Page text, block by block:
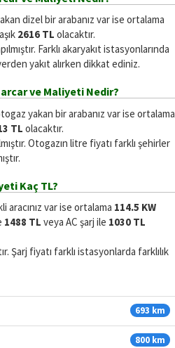
dizel bir arabanız var ise ortalama
2616 TL olacaktır.
Farklı akaryakıt istasyonlarında
yakıt alırken dikkat ediniz.
ve Maliyeti Nedir?
yakan bir arabanız var ise ortalama
TL olacaktır.
Otogazın litre fiyatı farklı şehirler
Kaç TL?
var ise ortalama 114.5 KW
1488 TL veya AC şarj ile 1030 TL
Şarj fiyatı farklı istasyonlarda farklılık
693 km
800 km